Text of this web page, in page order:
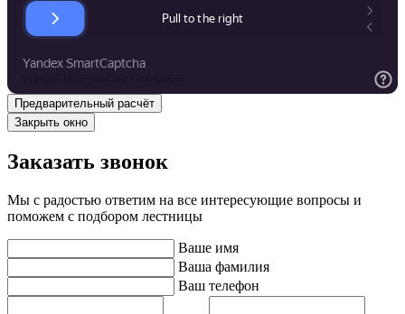
Закрыть окно
Заказать звонок
Мы с радостью ответим на все интересующие вопросы и
поможем с подбором лестницы
Ваше имя
Ваша фамилия
Ваш телефон